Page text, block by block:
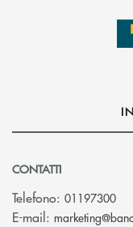
CONTATTI
Telefono: 01197300
E-mail: